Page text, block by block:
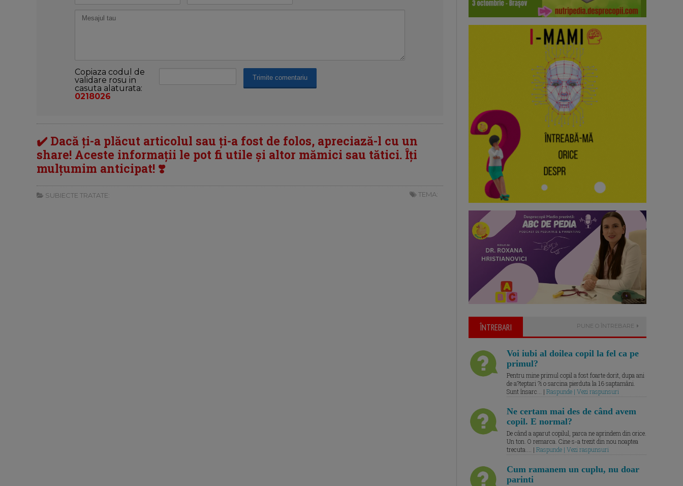
Copiaza codul de
validare rosu in
casuta alaturata:
0218026
✔️ Dacă ți-a plăcut articolul sau ți-a fost de folos, apreciază-l cu un
share! Aceste informații le pot fi utile și altor mămici sau tătici. Îți
mulțumim anticipat! ❣️
SUBIECTE TRATATE: TEMA:
ÎNTREBARI PUNE O ÎNTREBARE
Voi iubi al doilea copil la fel ca pe
primul?
Pentru mine primul copil a fost foarte dorit, dupa ani
de a?teptari ?i o sarcina pierduta la 16 saptamâni.
Sunt însarc... | Raspunde | Vezi raspunsuri
Ne certam mai des de când avem
copil. E normal?
De când a aparut copilul, parca ne aprindem din orice.
Un ton. O remarca. Cine s-a trezit din nou noaptea
trecuta.... | Raspunde | Vezi raspunsuri
Cum ramanem un cuplu, nu doar
parinti